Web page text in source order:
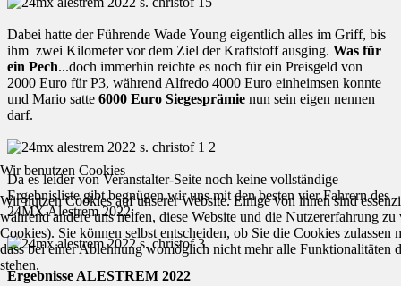
Dabei hatte der Führende Wade Young eigentlich alles im Griff, bis
ihm zwei Kilometer vor dem Ziel der Kraftstoff ausging. Was für
ein Pech...doch immerhin reichte es noch für ein Preisgeld von
2000 Euro für P3, während Alfredo 4000 Euro einheimsen konnte
und Mario satte 6000 Euro Siegesprämie nun sein eigen nennen
darf.
Da es leider von Veranstalter-Seite noch keine vollständige
Ergebnisliste gibt begnügen wir uns mit den besten vier Fahrern des
24MX Alestrem 2022:
Ergebnisse ALESTREM 2022
Wir benutzen Cookies
Wir nutzen Cookies auf unserer Website. Einige von ihnen sind
während andere uns helfen, diese Website und die Nutzererfahrung zu
Cookies). Sie können selbst entscheiden, ob Sie die Cookies zulassen
dass bei einer Ablehnung womöglich nicht mehr alle Funktionalitäten
stehen.